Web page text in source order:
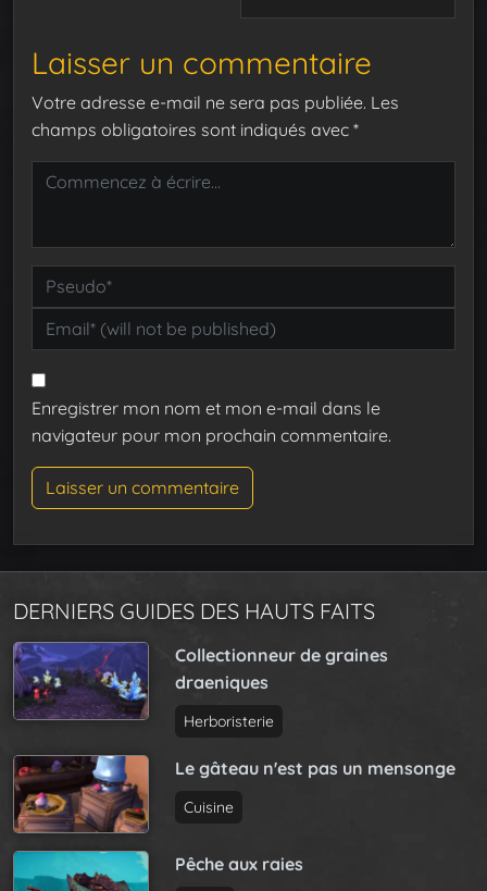
Laisser un commentaire
Votre adresse e-mail ne sera pas publiée. Les
champs obligatoires sont indiqués avec *
Enregistrer mon nom et mon e-mail dans le
navigateur pour mon prochain commentaire.
DERNIERS GUIDES DES HAUTS FAITS
Collectionneur de graines
draeniques
Herboristerie
Le gâteau n'est pas un mensonge
Cuisine
Pêche aux raies